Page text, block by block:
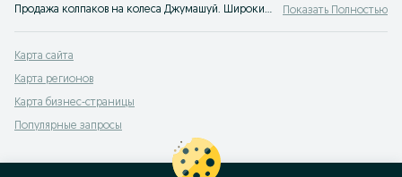
Продажа колпаков на колеса Джумашуй. Широкий выбор колпаков для вашего авто в сервисе объявлений OLX.uz Джумашуй! Показать Полностью
Карта сайта
Карта регионов
Карта бизнес-страницы
Популярные запросы